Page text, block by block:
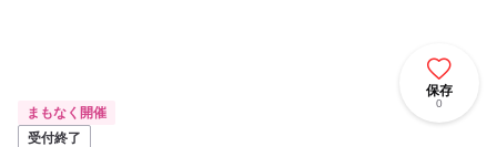
保存
0
まもなく開催
受付終了